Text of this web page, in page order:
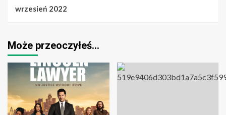
wrzesień 2022
Może przeoczyłeś…